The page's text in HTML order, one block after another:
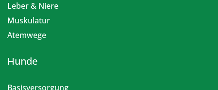
Leber & Niere
Muskulatur
Atemwege
Hunde
Basisversorgung